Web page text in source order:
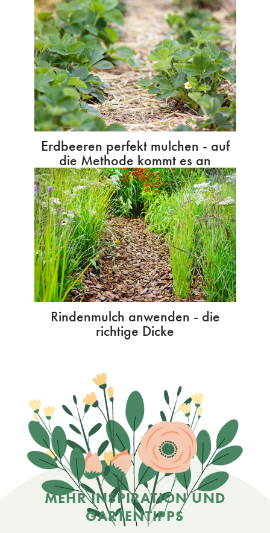
Erdbeeren perfekt mulchen - auf
die Methode kommt es an
Rindenmulch anwenden - die
richtige Dicke
MEHR INSPIRATION UND
GARTENTIPPS